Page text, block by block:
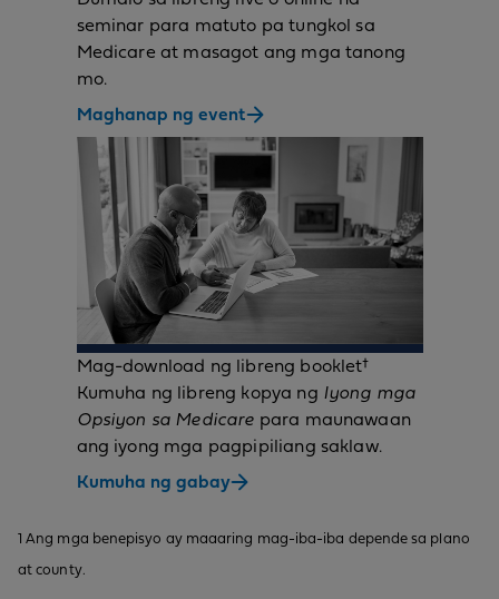
seminar para matuto pa tungkol sa
Medicare at masagot ang mga tanong
mo.
Maghanap ng event
Mag-download ng libreng booklet†
Kumuha ng libreng kopya ng Iyong mga
Opsiyon sa Medicare para maunawaan
ang iyong mga pagpipiliang saklaw.
Kumuha ng gabay
1 Ang mga benepisyo ay maaaring mag-iba-iba depende sa plano
at county.